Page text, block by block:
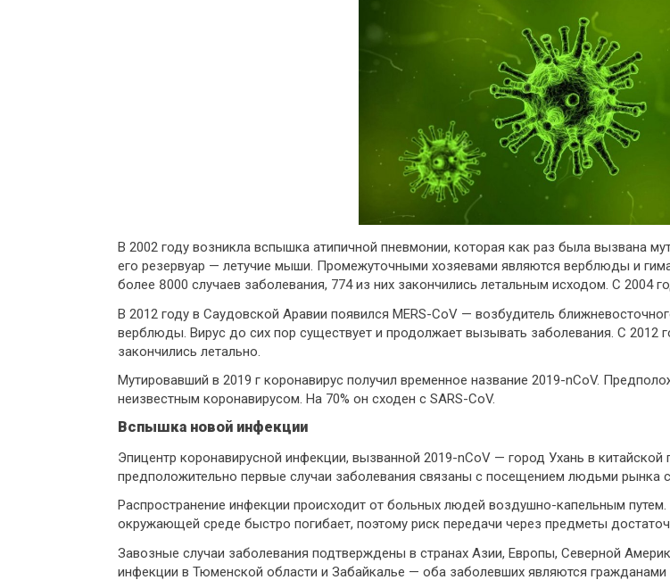
В 2002 году возникла вспышка атипичной пневмонии, которая как раз была вызвана
его резервуар — летучие мыши. Промежуточными хозяевами являются верблюды и
более 8000 случаев заболевания, 774 из них закончились летальным исходом. С 2004
В 2012 году в Саудовской Аравии появился MERS-CoV — возбудитель
верблюды. Вирус до сих пор существует и продолжает вызывать заболевания. С 2012
закончились летально.
Мутировавший в 2019 г коронавирус получил временное название 2019-nCoV.
неизвестным коронавирусом. На 70% он сходен с SARS-CoV.
Вспышка новой инфекции
Эпицентр коронавирусной инфекции, вызванной 2019-nCoV — город Ухань в
предположительно первые случаи заболевания связаны с посещением людьми рынка
Распространение инфекции происходит от больных людей воздушно-капельным
окружающей среде быстро погибает, поэтому риск передачи через предметы
Завозные случаи заболевания подтверждены в странах Азии, Европы, Северной
инфекции в Тюменской области и Забайкалье — оба заболевших являются гражданами